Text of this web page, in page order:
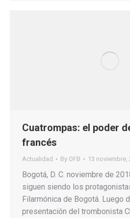
Cuatrompas: el poder
francés
Actualidad By OFB 13 noviembre,
Bogotá, D. C. noviembre de
siguen siendo los
Filarmónica de Bogotá. Luego
presentación del trombonista